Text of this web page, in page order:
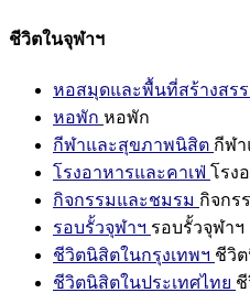
ชีวิตในจุฬาฯ
หอสมุดและพื้นที่สร้างสร
หอพัก หอพัก
กีฬาและสุขภาพนิสิต กีฬ
โรงอาหารและคาเฟ่ โรง
กิจกรรมและชมรม กิจกร
รอบรั้วจุฬาฯ รอบรั้วจุฬาฯ
ชีวิตนิสิตในกรุงเทพฯ ชีวิ
ชีวิตนิสิตในประเทศไทย